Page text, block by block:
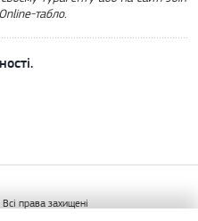
табло.
права захищені